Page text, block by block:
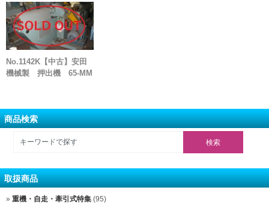
No.1142K【中古】安田
機械製 押出機 65-MM
商品検索
取扱商品
重機・自走・牽引式特集 (95)